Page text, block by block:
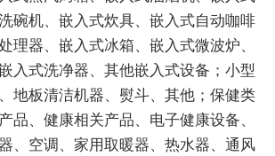
碗机、嵌入式炊具、嵌入式自动咖啡
理器、嵌入式冰箱、嵌入式微波炉、
入式洗净器、其他嵌入式设备；小型
地板清洁机器、熨斗、其他；保健类
品、健康相关产品、电子健康设备、
、空调、家用取暖器、热水器、通风